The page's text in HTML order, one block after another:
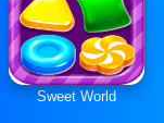
Sweet World